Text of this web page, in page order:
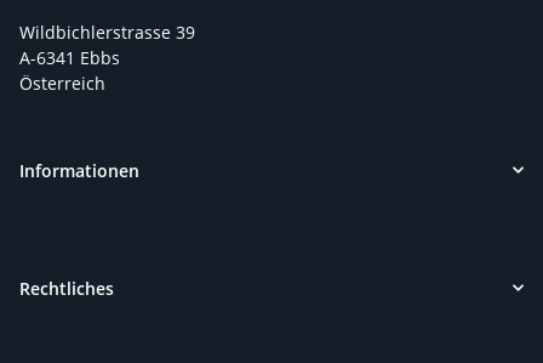
Wildbichlerstrasse 39
A-6341 Ebbs
Österreich
Informationen
Rechtliches